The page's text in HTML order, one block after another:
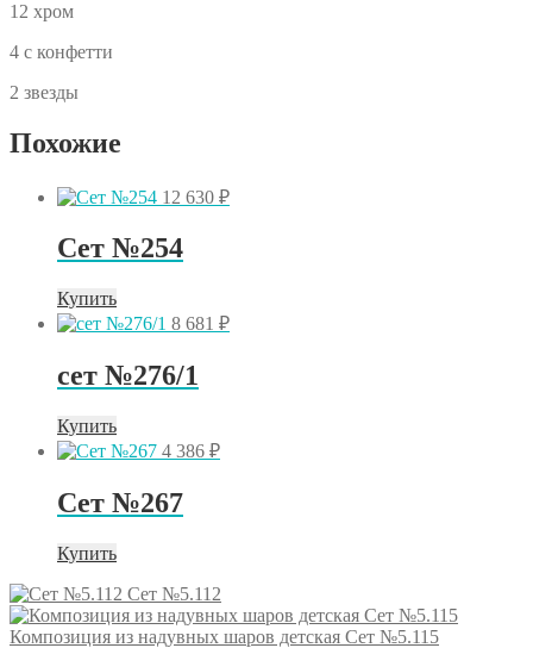
12 хром
4 с конфетти
2 звезды
Похожие
12 630 ₽
Сет №254
Купить
8 681 ₽
сет №276/1
Купить
4 386 ₽
Сет №267
Купить
Сет №5.112
Композиция из надувных шаров детская Сет №5.115